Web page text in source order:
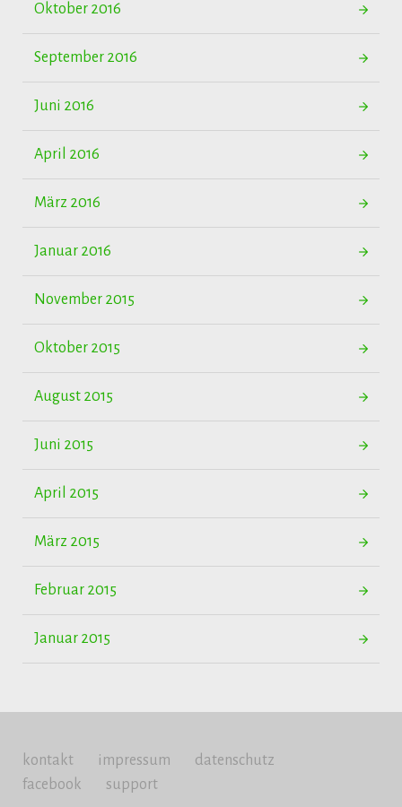
Oktober 2016
September 2016
Juni 2016
April 2016
März 2016
Januar 2016
November 2015
Oktober 2015
August 2015
Juni 2015
April 2015
März 2015
Februar 2015
Januar 2015
kontakt impressum
datenschutz
facebook
support